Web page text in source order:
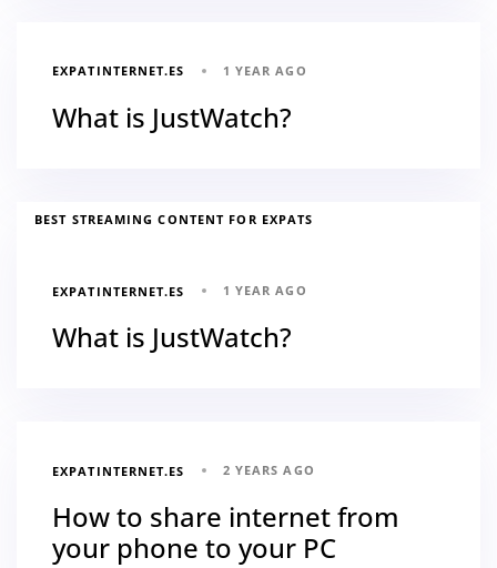
EXPATINTERNET.ES 1 YEAR AGO
What is JustWatch?
BEST STREAMING CONTENT FOR EXPATS
EXPATINTERNET.ES 1 YEAR AGO
What is JustWatch?
EXPATINTERNET.ES 2 YEARS AGO
How to share internet from
your phone to your PC